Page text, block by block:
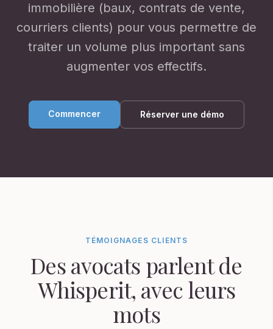
immobilière (baux, contrats de vente,
courriers clients) pour vous permettre de
traiter un volume plus important sans
augmenter vos effectifs.
Commencer Réserver une démo
TÉMOIGNAGES CLIENTS
Des avocats parlent de
Whisperit, avec leurs
mots